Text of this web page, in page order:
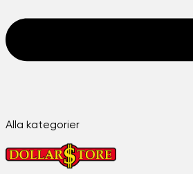
Alla kategorier